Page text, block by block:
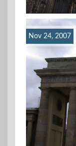
Nov 24, 2007